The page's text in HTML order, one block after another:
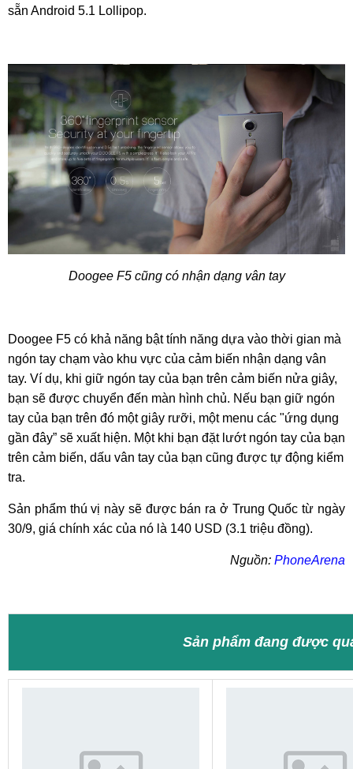
sẵn Android 5.1 Lollipop.
Doogee F5 cũng có nhận dạng vân tay
Doogee F5 có khả năng bật tính năng dựa vào thời gian mà
ngón tay chạm vào khu vực của cảm biến nhận dạng vân
tay. Ví dụ, khi giữ ngón tay của bạn trên cảm biến nửa giây,
bạn sẽ được chuyển đến màn hình chủ. Nếu bạn giữ ngón
tay của bạn trên đó một giây rưỡi, một menu các "ứng dụng
gần đây” sẽ xuất hiện. Một khi bạn đặt lướt ngón tay của bạn
trên cảm biến, dấu vân tay của bạn cũng được tự động kiểm
tra.
Sản phẩm thú vị này sẽ được bán ra ở Trung Quốc từ ngày
30/9, giá chính xác của nó là 140 USD (3.1 triệu đồng).
Nguồn: PhoneArena
Sản phẩm đang được